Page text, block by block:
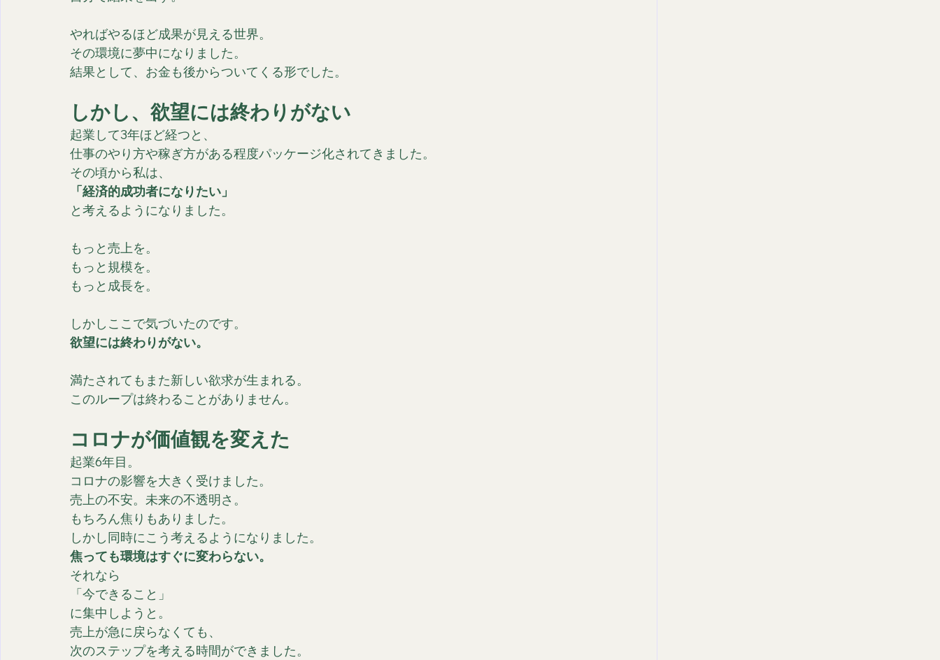
やればやるほど成果が見える世界。
その環境に夢中になりました。
結果として、お金も後からついてくる形でした。
しかし、欲望には終わりがない
起業して3年ほど経つと、
仕事のやり方や稼ぎ方がある程度パッケージ化されてきました。
その頃から私は、
「経済的成功者になりたい」
と考えるようになりました。
もっと売上を。
もっと規模を。
もっと成長を。
しかしここで気づいたのです。
欲望には終わりがない。
満たされてもまた新しい欲求が生まれる。
このループは終わることがありません。
コロナが価値観を変えた
起業6年目。
コロナの影響を大きく受けました。
売上の不安。未来の不透明さ。
もちろん焦りもありました。
しかし同時にこう考えるようになりました。
焦っても環境はすぐに変わらない。
それなら
「今できること」
に集中しようと。
売上が急に戻らなくても、
次のステップを考える時間ができました。